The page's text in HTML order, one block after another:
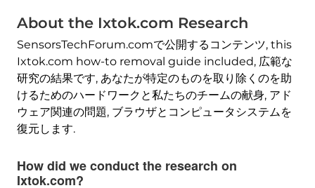
About the Ixtok.com Research
SensorsTechForum.comで公開するコンテンツ, this
Ixtok.com how-to removal guide included, 広範な
研究の結果です, あなたが特定のものを取り除くのを助
けるためのハードワークと私たちのチームの献身, アド
ウェア関連の問題, ブラウザとコンピュータシステムを
復元します.
How did we conduct the research on
Ixtok.com?